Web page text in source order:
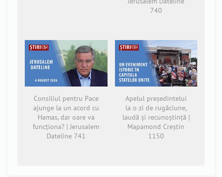
740
Consiliul pentru Pace
ajunge la un acord cu
Hamas, dar oare va
funcționa? | Jerusalem
Dateline 741
Apelul președintelui
la o zi de rugăciune,
laudă și recunoștință |
Mapamond Creștin
1150